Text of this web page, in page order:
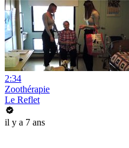
2:34
Zoothérapie
Le Reflet
il y a 7 ans